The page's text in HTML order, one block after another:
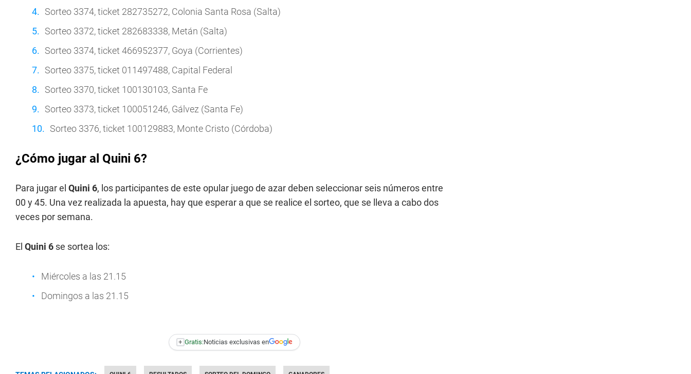
Sorteo 3374, ticket 282735272, Colonia Santa Rosa (Salta)
Sorteo 3372, ticket 282683338, Metán (Salta)
Sorteo 3374, ticket 466952377, Goya (Corrientes)
Sorteo 3375, ticket 011497488, Capital Federal
Sorteo 3370, ticket 100130103, Santa Fe
Sorteo 3373, ticket 100051246, Gálvez (Santa Fe)
Sorteo 3376, ticket 100129883, Monte Cristo (Córdoba)
¿Cómo jugar al Quini 6?
Para jugar el Quini 6, los participantes de este opular juego de azar deben seleccionar seis números entre
00 y 45. Una vez realizada la apuesta, hay que esperar a que se realice el sorteo, que se lleva a cabo dos
veces por semana.
El Quini 6 se sortea los:
Miércoles a las 21.15
Domingos a las 21.15
+ Gratis:Noticias exclusivas en